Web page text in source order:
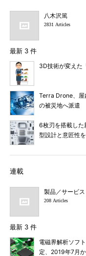
八木沢篤
2831 Articles
最新 3 件
3D技術が変えた
Terra Drone、屋
の被災地へ派遣
6枚刃を搭載し
型設計と意匠性
連載
製品／サービス
208 Articles
最新 3 件
電磁界解析ソフ
定、2019年7月